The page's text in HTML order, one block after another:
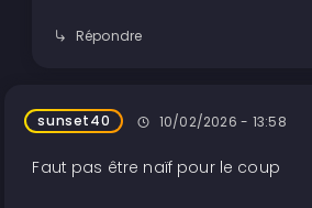
Répondre
sunset40 10/02/2026 - 13:58
Faut pas être naïf pour le coup